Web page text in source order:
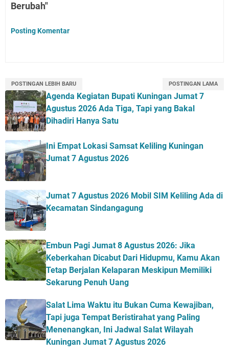
Berubah"
Posting Komentar
POSTINGAN LEBIH BARU POSTINGAN LAMA
Agenda Kegiatan Bupati Kuningan Jumat 7
Agustus 2026 Ada Tiga, Tapi yang Bakal
Dihadiri Hanya Satu
Ini Empat Lokasi Samsat Keliling Kuningan
Jumat 7 Agustus 2026
Jumat 7 Agustus 2026 Mobil SIM Keliling Ada di
Kecamatan Sindangagung
Embun Pagi Jumat 8 Agustus 2026: Jika
Keberkahan Dicabut Dari Hidupmu, Kamu Akan
Tetap Berjalan Kelaparan Meskipun Memiliki
Sekarung Penuh Uang
Salat Lima Waktu itu Bukan Cuma Kewajiban,
Tapi juga Tempat Beristirahat yang Paling
Menenangkan, Ini Jadwal Salat Wilayah
Kuningan Jumat 7 Agustus 2026